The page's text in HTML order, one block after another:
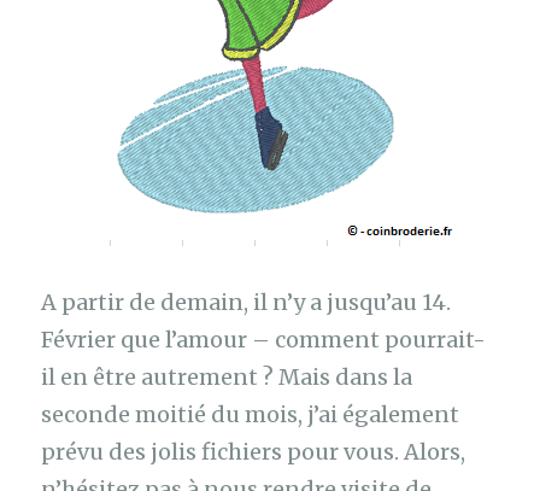
A partir de demain, il n’y a jusqu’au 14.
Février que l’amour – comment pourrait-
il en être autrement ? Mais dans la
seconde moitié du mois, j’ai également
prévu des jolis fichiers pour vous. Alors,